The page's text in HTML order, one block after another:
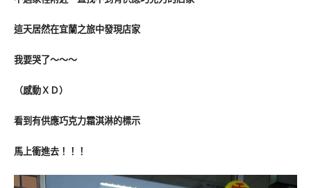
這天居然在宜蘭之旅中發現店家
我要哭了～～～
（感動ＸＤ）
看到有供應巧克力霜淇淋的標示
馬上衝進去！！！